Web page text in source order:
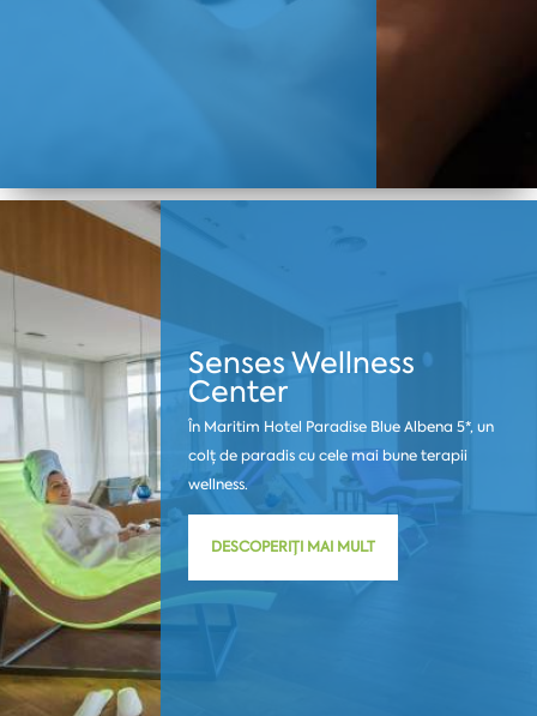
Senses Wellness
Center
În Maritim Hotel Paradise Blue Albena 5*, un
colț de paradis cu cele mai bune terapii
wellness.
DESCOPERIȚI MAI MULT